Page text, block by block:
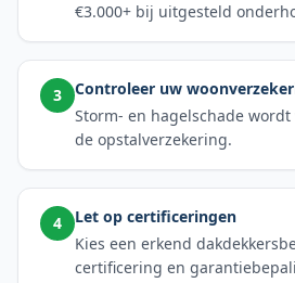
€3.000+ bij uitgesteld
3
Controleer uw
Storm- en hagelschade
de opstalverzekering.
4
Let op certificeringen
Kies een erkend
certificering en